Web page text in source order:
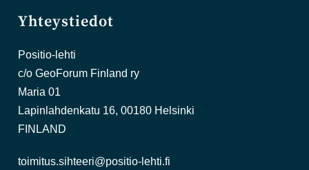
Yhteystiedot
Positio-lehti
c/o GeoForum Finland ry
Maria 01
Lapinlahdenkatu 16, 00180 Helsinki
FINLAND
toimitus.sihteeri@positio-lehti.fi